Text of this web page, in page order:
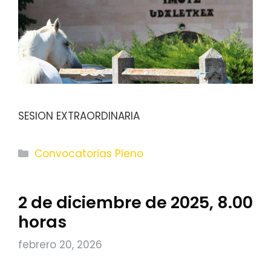
SESION EXTRAORDINARIA
Categorías
Convocatorias Pleno
2 de diciembre de 2025, 8.00
horas
febrero 20, 2026